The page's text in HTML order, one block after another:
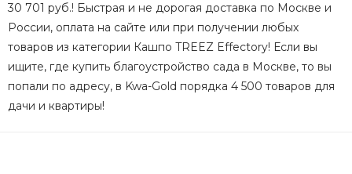
30 701 руб.! Быстрая и не дорогая доставка по Москве и
России, оплата на сайте или при получении любых
товаров из категории Кашпо TREEZ Effectory! Если вы
ищите, где купить благоустройство сада в Москве, то вы
попали по адресу, в Kwa-Gold порядка 4 500 товаров для
дачи и квартиры!